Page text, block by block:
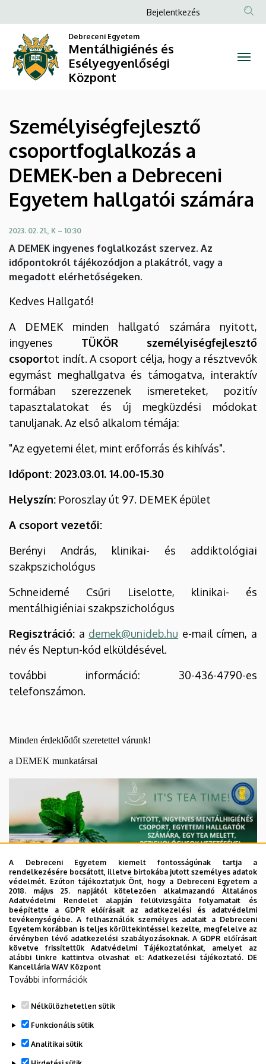
Személyiségfejlesztő
csoportfoglalkozás
DEMEK-
Debreceni
Egyetem
hallgatói
számára
Mentálhigiénés
és
Esélyegyenlőségi
Központ
a
tartalomra
Anonim
fiók
menüje
Bejelentkezés
Debreceni Egyetem
Mentálhigiénés és
Esélyegyenlőségi
Központ
Személyiségfejlesztő
csoportfoglalkozás a
DEMEK-ben a Debreceni
Egyetem hallgatói számára
2023. 02. 21., K – 10:30
A DEMEK ingyenes foglalkozást szervez. Az
időpontokról tájékozódjon a plakátról, vagy a
megadott elérhetőségeken.
Kedves Hallgató!
A DEMEK minden hallgató számára nyitott,
ingyenes TÜKÖR személyiségfejlesztő
csoportot indít. A csoport célja, hogy a résztvevők
egymást meghallgatva és támogatva, interaktív
formában szerezzenek ismereteket, pozitív
tapasztalatokat és új megküzdési módokat
tanuljanak. Az első alkalom témája:
"Az egyetemi élet, mint erőforrás és kihívás".
Időpont: 2023.03.01. 14.00-15.30
Helyszín: Poroszlay út 97. DEMEK épület
A csoport vezetői:
Berényi András, klinikai- és addiktológiai
szakpszichológus
Schneiderné Csűri Liselotte, klinikai- és
mentálhigiéniai szakpszichológus
Regisztráció: a demek@unideb.hu e-mail címen, a
név és Neptun-kód elküldésével.
további információ: 30-436-4790-es
telefonszámon.
Minden érdeklődőt szeretettel várunk!
a DEMEK munkatársai
Legutóbbi frissítés: 2023. 08. 04. 08:19
A Debreceni Egyetem kiemelt fontosságúnak tartja a
rendelkezésére bocsátott, illetve birtokába jutott személyes adatok
védelmét. Ezúton tájékoztatjuk Önt, hogy a Debreceni Egyetem a
2018. május 25. napjától kötelezően alkalmazandó Általános
Adatvédelmi Rendelet alapján felülvizsgálta folyamatait és
beépítette a GDPR előírásait az adatkezelési és adatvédelmi
tevékenységébe. A felhasználók személyes adatait a Debreceni
Egyetem korábban is teljes körültekintéssel kezelte, megfelelve az
érvényben lévő adatkezelési szabályozásoknak. A GDPR előírásait
követve frissítettük Adatvédelmi Tájékoztatónkat, amelyet az
alábbi linkre kattintva olvashat el:Adatkezelési tájékoztató. DE
Kancellária WAV Központ
További információk
Nélkülözhetetlen sütik
Funkcionális sütik
Analitikai sütik